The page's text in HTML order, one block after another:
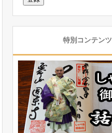
特別コンテンツ